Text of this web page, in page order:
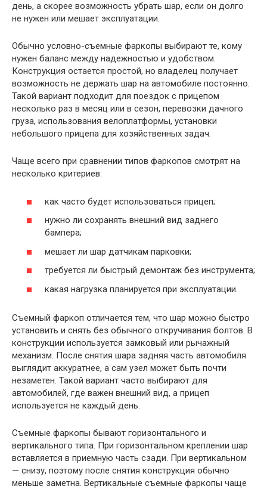
день, а скорее возможность убрать шар, если он долго
не нужен или мешает эксплуатации.
Обычно условно-съемные фаркопы выбирают те, кому
нужен баланс между надежностью и удобством.
Конструкция остается простой, но владелец получает
возможность не держать шар на автомобиле постоянно.
Такой вариант подходит для поездок с прицепом
несколько раз в месяц или в сезон, перевозки дачного
груза, использования велоплатформы, установки
небольшого прицепа для хозяйственных задач.
Чаще всего при сравнении типов фаркопов смотрят на
несколько критериев:
как часто будет использоваться прицеп;
нужно ли сохранять внешний вид заднего
бампера;
мешает ли шар датчикам парковки;
требуется ли быстрый демонтаж без инструмента;
какая нагрузка планируется при эксплуатации.
Съемный фаркоп отличается тем, что шар можно быстро
установить и снять без обычного откручивания болтов. В
конструкции используется замковый или рычажный
механизм. После снятия шара задняя часть автомобиля
выглядит аккуратнее, а сам узел может быть почти
незаметен. Такой вариант часто выбирают для
автомобилей, где важен внешний вид, а прицеп
используется не каждый день.
Съемные фаркопы бывают горизонтального и
вертикального типа. При горизонтальном креплении шар
вставляется в приемную часть сзади. При вертикальном
— снизу, поэтому после снятия конструкция обычно
меньше заметна. Вертикальные съемные фаркопы чаще